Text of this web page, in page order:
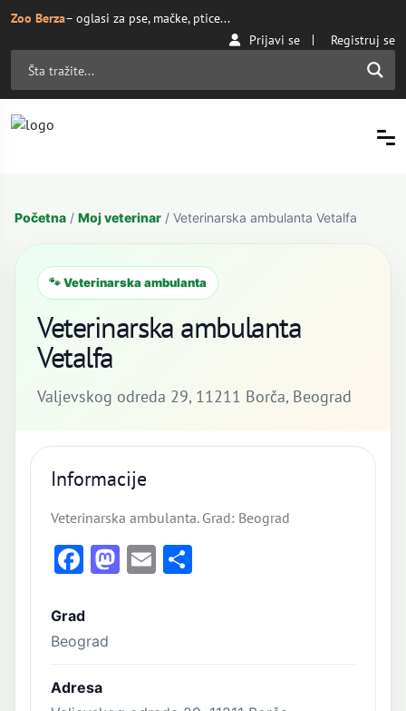
Zoo Berza– oglasi za pse, mačke, ptice...
Prijavi se
Registruj se
Početna / Moj veterinar / Veterinarska ambulanta Vetalfa
🐾 Veterinarska ambulanta
Veterinarska ambulanta
Vetalfa
Valjevskog odreda 29, 11211 Borča, Beograd
Informacije
Veterinarska ambulanta. Grad: Beograd
Facebook
Mastodon
Email
Grad
Beograd
Adresa